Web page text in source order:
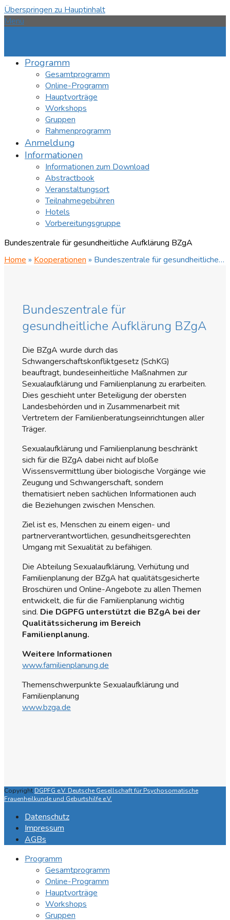
Überspringen zu Hauptinhalt
Menü
Programm
Gesamtprogramm
Online-Programm
Hauptvorträge
Workshops
Gruppen
Rahmenprogramm
Anmeldung
Informationen
Informationen zum Download
Abstractbook
Veranstaltungsort
Teilnahmegebühren
Hotels
Vorbereitungsgruppe
Bundeszentrale für gesundheitliche Aufklärung BZgA
Home » Kooperationen » Bundeszentrale für gesundheitliche…
Bundeszentrale für
gesundheitliche Aufklärung BZgA
Die BZgA wurde durch das
Schwangerschaftskonfliktgesetz (SchKG)
beauftragt, bundeseinheitliche Maßnahmen zur
Sexualaufklärung und Familienplanung zu erarbeiten.
Dies geschieht unter Beteiligung der obersten
Landesbehörden und in Zusammenarbeit mit
Vertretern der Familienberatungseinrichtungen aller
Träger.
Sexualaufklärung und Familienplanung beschränkt
sich für die BZgA dabei nicht auf bloße
Wissensvermittlung über biologische Vorgänge wie
Zeugung und Schwangerschaft, sondern
thematisiert neben sachlichen Informationen auch
die Beziehungen zwischen Menschen.
Ziel ist es, Menschen zu einem eigen- und
partnerverantwortlichen, gesundheitsgerechten
Umgang mit Sexualität zu befähigen.
Die Abteilung Sexualaufklärung, Verhütung und
Familienplanung der BZgA hat qualitätsgesicherte
Broschüren und Online-Angebote zu allen Themen
entwickelt, die für die Familienplanung wichtig
sind. Die DGPFG unterstützt die BZgA bei der
Qualitätssicherung im Bereich
Familienplanung.
Weitere Informationen
www.familienplanung.de
Themenschwerpunkte Sexualaufklärung und
Familienplanung
www.bzga.de
Copyright DGPFG e.V. Deutsche Gesellschaft für Psychosomatische
Frauenheilkunde und Geburtshilfe e.V.
Datenschutz
Impressum
AGBs
Programm
Gesamtprogramm
Online-Programm
Hauptvorträge
Workshops
Gruppen